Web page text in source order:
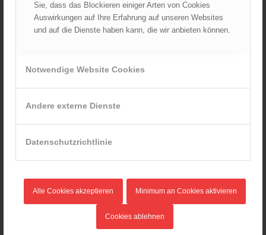
Sie, dass das Blockieren einiger Arten von Cookies
Auswirkungen auf Ihre Erfahrung auf unseren Websites
und auf die Dienste haben kann, die wir anbieten können.
Notwendige Website Cookies
Andere externe Dienste
Datenschutzrichtlinie
Alle Cookies akzeptieren Minimum an Cookies aktivieren
Cookies ablehnen
bundesweite Feuerwehrkatastropheneinsatzübung
stattgefunden hat. Wie schon bei der Ennstal 2014 reagierten
über 1.000 Feuerwehrmitglieder auf unterschiedliche Lagen.